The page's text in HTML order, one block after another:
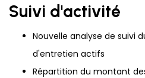
Suivi d'activité
Nouvelle analyse de suivi
d'entretien actifs
Répartition du montant